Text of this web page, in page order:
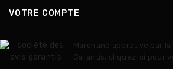
VOTRE COMPTE
Marchand approuvé par
Garantis, cliquez ici pour